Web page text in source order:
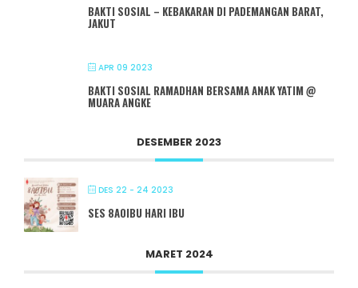
BAKTI SOSIAL – KEBAKARAN DI PADEMANGAN BARAT,
JAKUT
APR 09 2023
BAKTI SOSIAL RAMADHAN BERSAMA ANAK YATIM @
MUARA ANGKE
DESEMBER 2023
DES 22 - 24 2023
SES 8A0IBU HARI IBU
MARET 2024